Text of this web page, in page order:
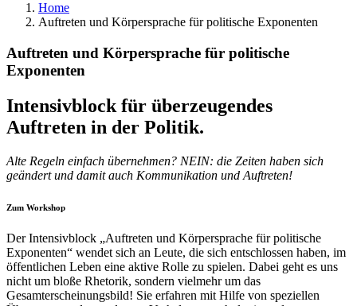
Home
Auftreten und Körpersprache für politische Exponenten
Auftreten und Körpersprache für politische
Exponenten
Intensivblock für überzeugendes
Auftreten in der Politik.
Alte Regeln einfach übernehmen? NEIN: die Zeiten haben sich
geändert und damit auch Kommunikation und Auftreten!
Zum Workshop
Der Intensivblock „Auftreten und Körpersprache für politische
Exponenten“ wendet sich an Leute, die sich entschlossen haben, im
öffentlichen Leben eine aktive Rolle zu spielen. Dabei geht es uns
nicht um bloße Rhetorik, sondern vielmehr um das
Gesamterscheinungsbild! Sie erfahren mit Hilfe von speziellen